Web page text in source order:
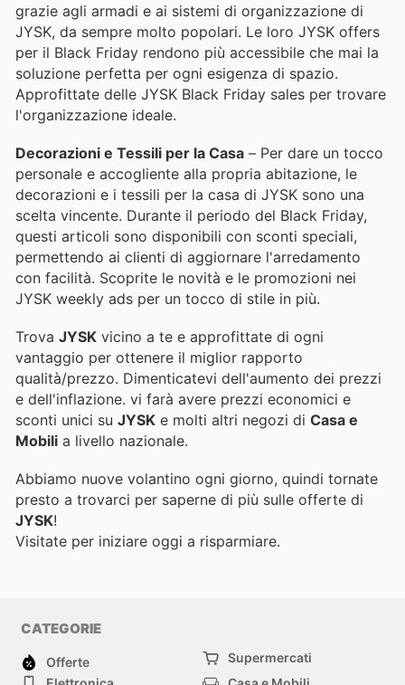
grazie agli armadi e ai sistemi di organizzazione di
JYSK, da sempre molto popolari. Le loro JYSK offers
per il Black Friday rendono più accessibile che mai la
soluzione perfetta per ogni esigenza di spazio.
Approfittate delle JYSK Black Friday sales per trovare
l'organizzazione ideale.
Decorazioni e Tessili per la Casa – Per dare un tocco
personale e accogliente alla propria abitazione, le
decorazioni e i tessili per la casa di JYSK sono una
scelta vincente. Durante il periodo del Black Friday,
questi articoli sono disponibili con sconti speciali,
permettendo ai clienti di aggiornare l'arredamento
con facilità. Scoprite le novità e le promozioni nei
JYSK weekly ads per un tocco di stile in più.
Trova JYSK vicino a te e approfittate di ogni
vantaggio per ottenere il miglior rapporto
qualità/prezzo. Dimenticatevi dell'aumento dei prezzi
e dell'inflazione. vi farà avere prezzi economici e
sconti unici su JYSK e molti altri negozi di Casa e
Mobili a livello nazionale.
Abbiamo nuove volantino ogni giorno, quindi tornate
presto a trovarci per saperne di più sulle offerte di
JYSK!
Visitate per iniziare oggi a risparmiare.
CATEGORIE
Offerte
Supermercati